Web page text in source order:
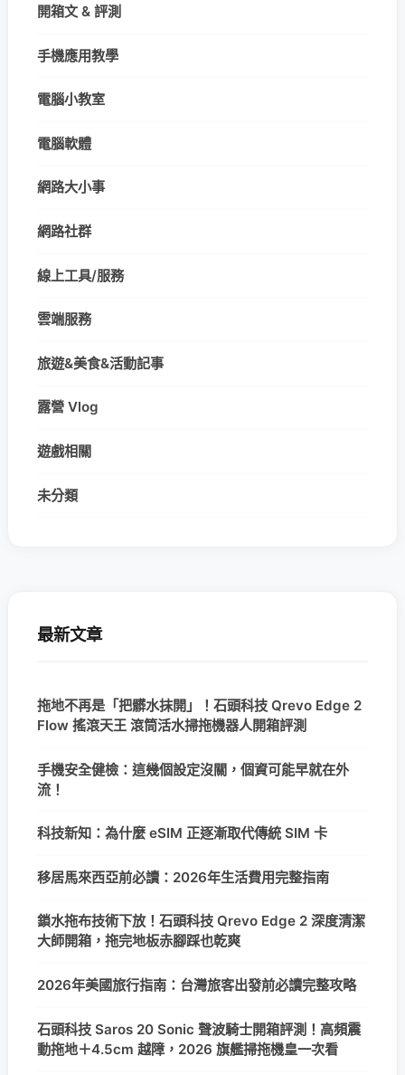
開箱文 & 評測
手機應用教學
電腦小教室
電腦軟體
網路大小事
網路社群
線上工具/服務
雲端服務
旅遊&美食&活動記事
露營 Vlog
遊戲相關
未分類
最新文章
拖地不再是「把髒水抹開」！石頭科技 Qrevo Edge 2
Flow 搖滾天王 滾筒活水掃拖機器人開箱評測
手機安全健檢：這幾個設定沒關，個資可能早就在外
流！
科技新知：為什麼 eSIM 正逐漸取代傳統 SIM 卡
移居馬來西亞前必讀：2026年生活費用完整指南
鎖水拖布技術下放！石頭科技 Qrevo Edge 2 深度清潔
大師開箱，拖完地板赤腳踩也乾爽
2026年美國旅行指南：台灣旅客出發前必讀完整攻略
石頭科技 Saros 20 Sonic 聲波騎士開箱評測！高頻震
動拖地＋4.5cm 越障，2026 旗艦掃拖機皇一次看